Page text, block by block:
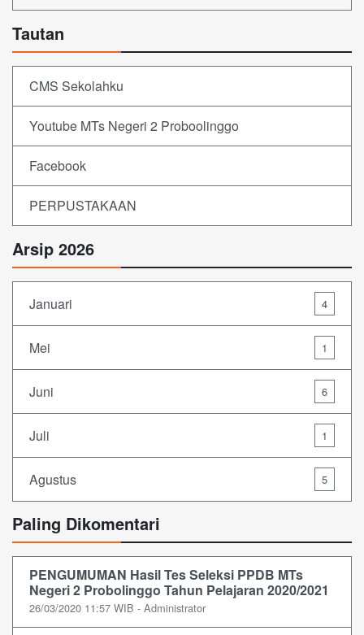
Tautan
CMS Sekolahku
Youtube MTs Negeri 2 Proboolinggo
Facebook
PERPUSTAKAAN
Arsip 2026
Januari 4
Mei 1
Juni 6
Juli 1
Agustus 5
Paling Dikomentari
PENGUMUMAN Hasil Tes Seleksi PPDB MTs
Negeri 2 Probolinggo Tahun Pelajaran 2020/2021
26/03/2020 11:57 WIB - Administrator